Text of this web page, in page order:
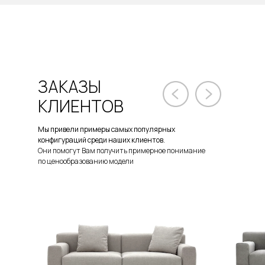
Мы привели примеры самых популярных
конфигураций среди наших клиентов.
Они помогут Вам получить примерное понимание
по ценообразованию модели
ЗАКАЗЫ
КЛИЕНТОВ